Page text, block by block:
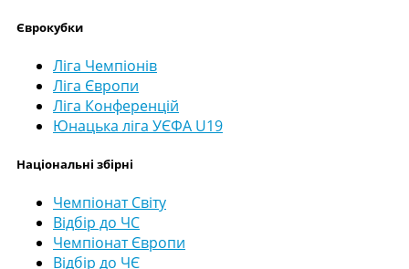
Єврокубки
Ліга Чемпіонів
Ліга Європи
Ліга Конференцій
Юнацька ліга УЄФА U19
Національні збірні
Чемпіонат Світу
Відбір до ЧС
Чемпіонат Європи
Відбір до ЧЄ